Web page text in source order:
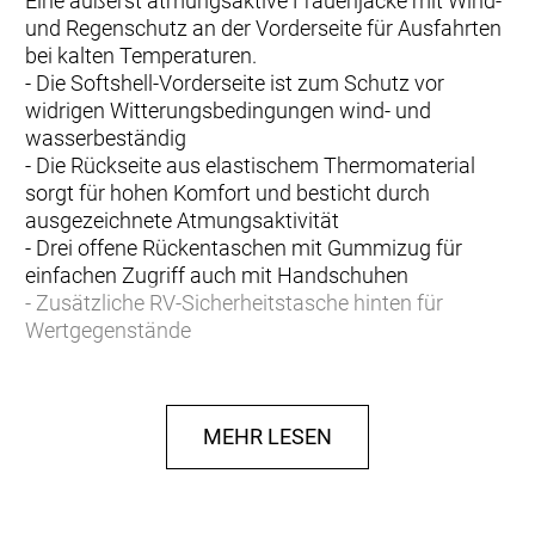
und Regenschutz an der Vorderseite für Ausfahrten
bei kalten Temperaturen.
- Die Softshell-Vorderseite ist zum Schutz vor
widrigen Witterungsbedingungen wind- und
wasserbeständig
- Die Rückseite aus elastischem Thermomaterial
sorgt für hohen Komfort und besticht durch
ausgezeichnete Atmungsaktivität
- Drei offene Rückentaschen mit Gummizug für
einfachen Zugriff auch mit Handschuhen
- Zusätzliche RV-Sicherheitstasche hinten für
Wertgegenstände
von mehreren Kleidungsschichten
- Schnelles, einfaches Aufhängen und Trocknen der
Jacke nach der Tour dank Locker Loop-Schlaufe
MEHR LESEN